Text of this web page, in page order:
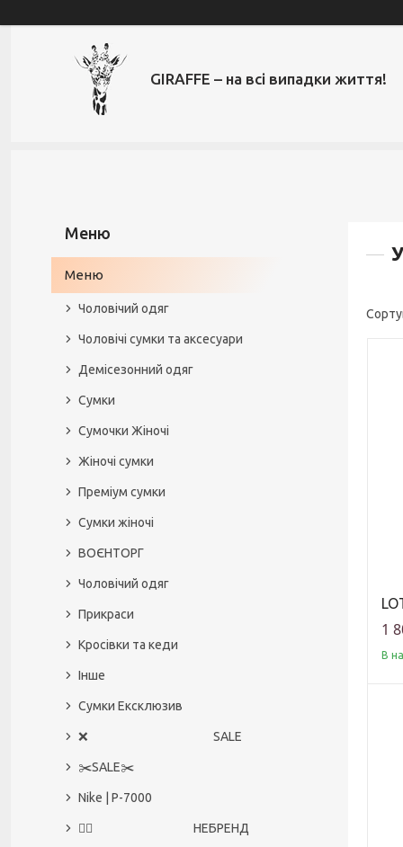
GIRAFFE – на всі випадки життя!
1
В
Меню
Чоловічий одяг
Чоловічі сумки та аксесуари
Демісезонний одяг
Сумки
Сумочки Жіночі
Жіночі сумки
Преміум сумки
Сумки жіночі
ВОЄНТОРГ
Чоловічий одяг
Прикраси
Кросівки та кеди
Інше
Сумки Ексклюзив
❌ SALE
✂️SALE✂️
Nike | P-7000
🙅‍♀️ НЕБРЕНД